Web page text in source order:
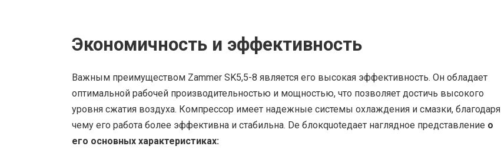
Экономичность и эффективность
Важным преимуществом Zammer SK5,5-8 является его высокая эффективность. Он обладает
оптимальной рабочей производительностью и мощностью, что позволяет достичь высокого
уровня сжатия воздуха. Компрессор имеет надежные системы охлаждения и смазки, благодаря
чему его работа более эффективна и стабильна. De блокquoteдает наглядное представление о
его основных характеристиках: